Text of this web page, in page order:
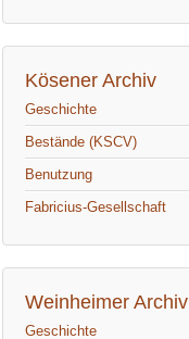
Kösener Archiv
Geschichte
Bestände (KSCV)
Benutzung
Fabricius-Gesellschaft
Weinheimer Archiv
Geschichte